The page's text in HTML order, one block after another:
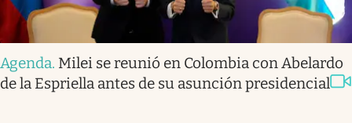
Agenda. Milei se reunió en Colombia con Abelardo
de la Espriella antes de su asunción presidencial